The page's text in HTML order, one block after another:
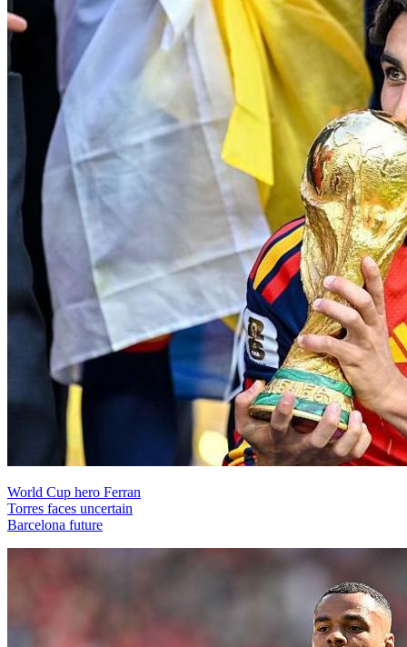
World Cup hero Ferran
Torres faces uncertain
Barcelona future